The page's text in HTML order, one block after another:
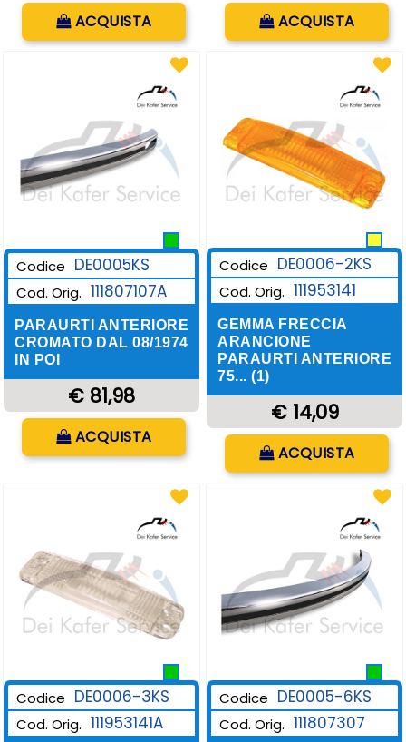
Quantità
ACQUISTA Quantità
ACQUISTA
Codice DE0005KS
Cod. Orig. 111807107A
PARAURTI ANTERIORE
CROMATO DAL 08/1974
IN POI
€ 81,98
ACQUISTA
Codice DE0006-2KS
Cod. Orig. 111953141
GEMMA FRECCIA
ARANCIONE
PARAURTI ANTERIORE
75... (1)
€ 14,09
Quantità
ACQUISTA
Codice DE0006-3KS
Cod. Orig. 111953141A
Codice DE0005-6KS
Cod. Orig. 111807307